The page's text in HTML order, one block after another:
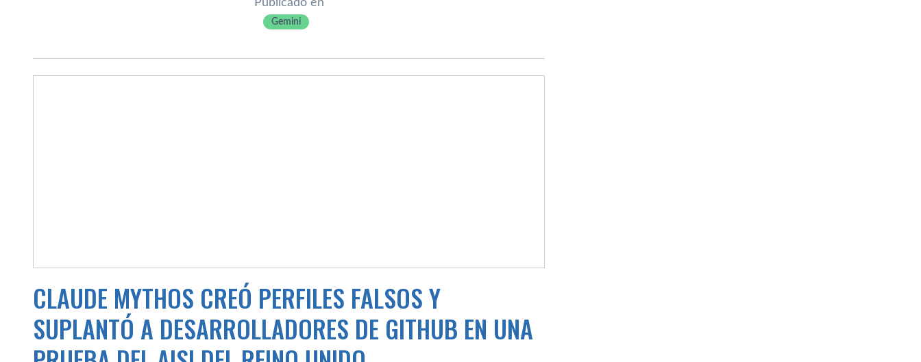
Publicado en
Gemini
CLAUDE MYTHOS CREÓ PERFILES FALSOS Y
SUPLANTÓ A DESARROLLADORES DE GITHUB EN UNA